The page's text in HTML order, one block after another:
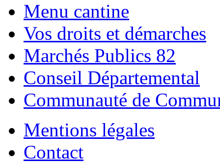
Menu cantine
Vos droits et démarches
Marchés Publics 82
Conseil Départemental
Communauté de
Mentions légales
Contact